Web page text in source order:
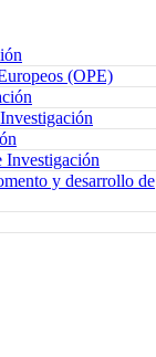
(OPE)
Investigación
y desarrollo de